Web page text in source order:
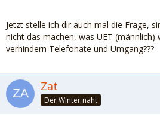
Jetzt stelle ich dir auch mal die Frage,
nicht das machen, was UET (männlich)
verhindern Telefonate und Umgang???
Zat
Der Winter naht